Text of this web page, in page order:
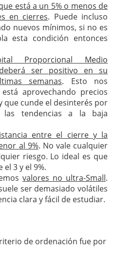
está a un 5% o menos de
en cierres. Puede incluso
nuevos mínimos, si no es
esta condición entonces
Proporcional Medio
ser positivo en su
semanas. Esto nos
aprovechando precios
que cunde el desinterés por
tendencias a la baja
entre el cierre y la
al 9%. No vale cualquier
riesgo. Lo ideal es que
3 y el 9%.
valores no ultra-Small.
ser demasiado volátiles
clara y fácil de estudiar.
de ordenación fue por